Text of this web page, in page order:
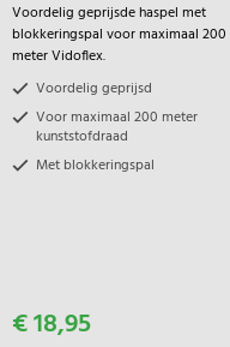
Voordelig geprijsde haspel met
blokkeringspal voor maximaal 200
meter Vidoflex.
Voordelig geprijsd
Voor maximaal 200 meter
kunststofdraad
Met blokkeringspal
€ 18,95